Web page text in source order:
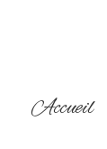
principal
Navigation
Accueil